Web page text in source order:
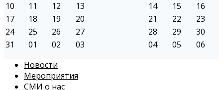
10 11 12 13 14 15
16
17
18 19 20 21 22
23
24
25 26 27 28 29
30
31
01 02 03 04 05
06
Новости
Мероприятия
СМИ о нас